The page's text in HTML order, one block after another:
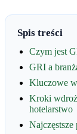
Spis treści
Czym jest
GRI a
Kluczowe
Kroki
hotelarstwo
Najczęstsze